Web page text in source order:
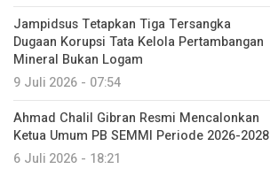
Jampidsus Tetapkan Tiga Tersangka
Dugaan Korupsi Tata Kelola Pertambangan
Mineral Bukan Logam
9 Juli 2026 - 07:54
Ahmad Chalil Gibran Resmi Mencalonkan
Ketua Umum PB SEMMI Periode 2026-2028
6 Juli 2026 - 18:21